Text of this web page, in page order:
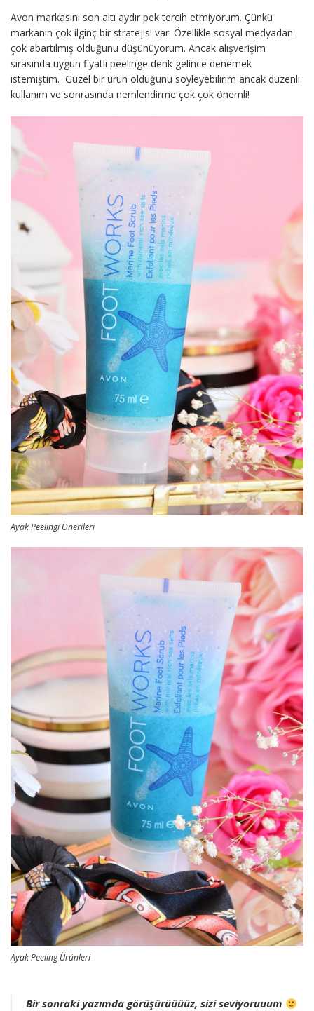
Avon markasını son altı aydır pek tercih etmiyorum. Çünkü
markanın çok ilginç bir stratejisi var. Özellikle sosyal medyadan
çok abartılmış olduğunu düşünüyorum. Ancak alışverişim
sırasında uygun fiyatlı peelinge denk gelince denemek
istemiştim. Güzel bir ürün olduğunu söyleyebilirim ancak düzenli
kullanım ve sonrasında nemlendirme çok çok önemli!
Ayak Peelingi Önerileri
Ayak Peeling Ürünleri
Bir sonraki yazımda görüşürüüüüz, sizi seviyoruuum